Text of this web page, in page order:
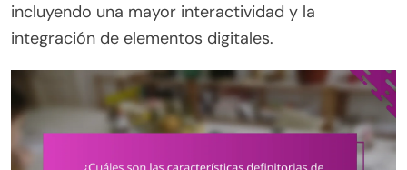
incluyendo una mayor interactividad y la
integración de elementos digitales.